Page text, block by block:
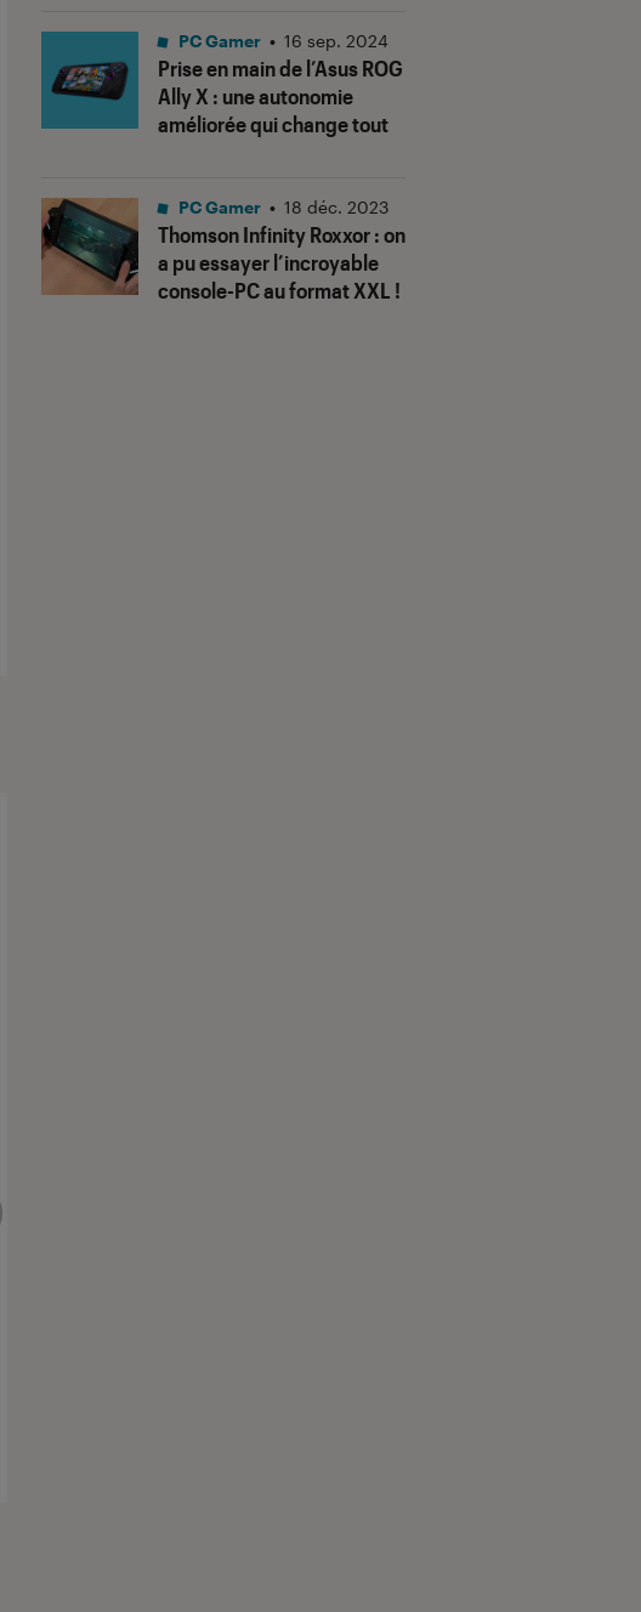
Prise en main de l’Asus ROG
Ally X : une autonomie
améliorée qui change tout
PC Gamer • 16 sep. 2024
Thomson Infinity Roxxor : on
a pu essayer l’incroyable
console-PC au format XXL !
PC Gamer • 18 déc. 2023